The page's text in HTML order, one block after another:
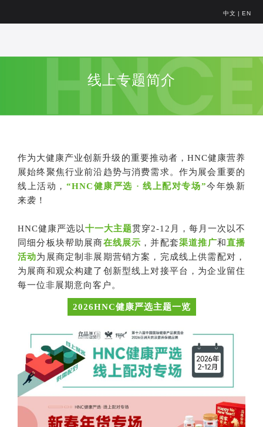
中文 | EN
线上专题简介
作为大健康产业创新升级的重要推动者，HNC健康营养
展始终聚焦行业前沿趋势与消费需求。作为展会重要的
线上活动， “HNC健康严选 · 线上配对专场”今年焕新
来袭！
HNC健康严选以十一大主题贯穿2-12月，每月一次以不
同细分板块帮助展商在线展示 ，并配套渠道推广和直播
活动为展商定制非展期营销方案，完成线上供需配对，
为展商和观众构建了创新型线上对接平台，为企业留住
每一位非展期意向客户。
2026HNC健康严选主题一览